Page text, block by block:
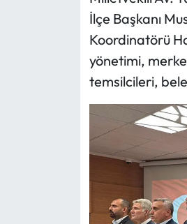
İlçe Başkanı
Koordinatörü
yönetimi,
temsilcileri,
Mecitözü Haberleri
Oğuzlar Haberleri
Ortaköy Haberleri
Osmancık Haberleri
Resmi İlan